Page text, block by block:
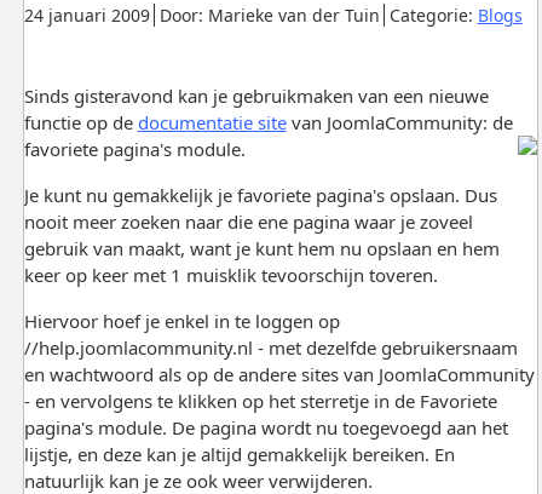
Gepubliceerd:
24 januari 2009. Door: Marieke van der Tuin. Categorie: Blogs.
Sinds gisteravond kan je gebruikmaken van een nieuwe
functie op de documentatie sitevan JoomlaCommunity: de
favoriete pagina's module.
Je kunt nu gemakkelijk je favoriete pagina's opslaan. Dus
nooit meer zoeken naar die ene pagina waar je zoveel
gebruik van maakt, want je kunt hem nu opslaan en hem
keer op keer met 1 muisklik tevoorschijn toveren.
Hiervoor hoef je enkel in te loggen op
//help.joomlacommunity.nl - met dezelfde gebruikersnaam
en wachtwoord als op de andere sites van JoomlaCommunity
- en vervolgens te klikken op het sterretje in de Favoriete
pagina's module. De pagina wordt nu toegevoegd aan het
lijstje, en deze kan je altijd gemakkelijk bereiken. En
natuurlijk kan je ze ook weer verwijderen.